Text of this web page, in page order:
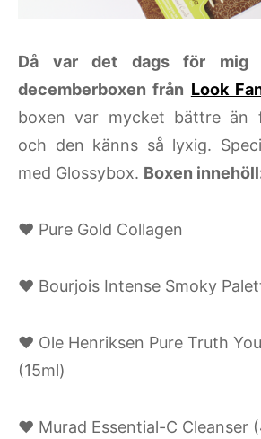
Då var det dags för mig
decemberboxen från Look
boxen var mycket bättre än
och den känns så lyxig.
med Glossybox. Boxen
♥ Pure Gold Collagen
♥ Bourjois Intense Smoky
♥ Ole Henriksen Pure Truth
(15ml)
♥ Murad Essential-C Cleanser